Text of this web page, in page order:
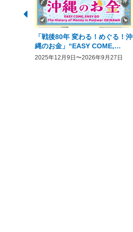
「戦後80年 変わる！めぐる！沖
縄のお金」“EASY COME,
EASY GO － The History of
2025年12月9日〜2026年9月27日